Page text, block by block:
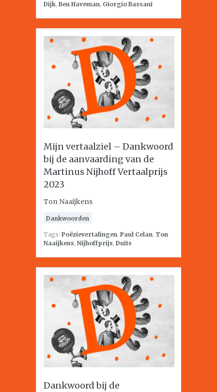
Dijk, Ben Haveman, Giorgio Bassani
Mijn vertaalziel – Dankwoord
bij de aanvaarding van de
Martinus Nijhoff Vertaalprijs
2023
Ton Naaijkens
Dankwoorden
Tags: Poëzievertalingen, Paul Celan, Ton
Naaijkens, Nijhoffprijs, Duits
Dankwoord bij de